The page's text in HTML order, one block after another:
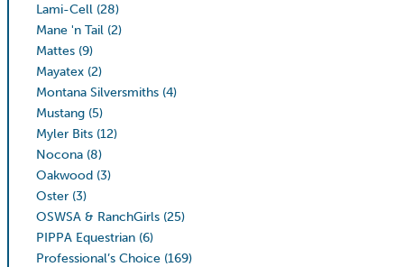
Lami-Cell (28)
Mane 'n Tail (2)
Mattes (9)
Mayatex (2)
Montana Silversmiths (4)
Mustang (5)
Myler Bits (12)
Nocona (8)
Oakwood (3)
Oster (3)
OSWSA & RanchGirls (25)
PIPPA Equestrian (6)
Professional’s Choice (169)